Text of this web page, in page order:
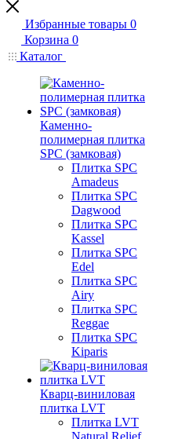
Избранные товары 0
Корзина 0
Каталог
Каменно-
полимерная плитка
SPC (замковая)
Плитка SPC
Amadeus
Плитка SPC
Dagwood
Плитка SPC
Kassel
Плитка SPC
Edel
Плитка SPC
Airy
Плитка SPC
Reggae
Плитка SPC
Kiparis
Кварц-виниловая
плитка LVT
Плитка LVT
Natural Relief